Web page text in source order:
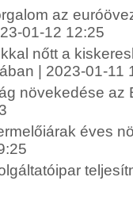
az
01-12 12:25
nőtt a
| 2023-01-11
növekedése az
éves